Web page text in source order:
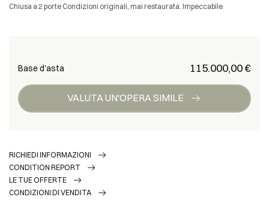
Chiusa a 2 porte Condizioni originali, mai restaurata. Impeccabile
€ 115.000,00
Base d'asta
VALUTA UN'OPERA SIMILE
RICHIEDI INFORMAZIONI
CONDITION REPORT
LE TUE OFFERTE
CONDIZIONI DI VENDITA